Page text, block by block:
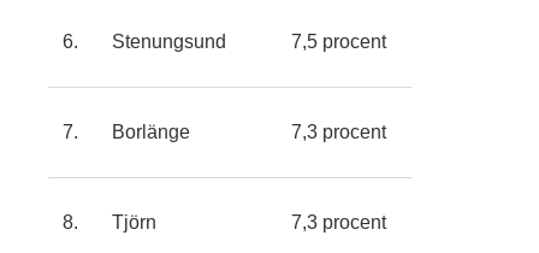
6. Stenungsund 7,5 procent
7. Borlänge 7,3 procent
8. Tjörn 7,3 procent